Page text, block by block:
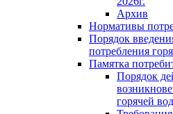
Архив
Нормативы
Порядок
потребления
Памятка
Порядок
горячей